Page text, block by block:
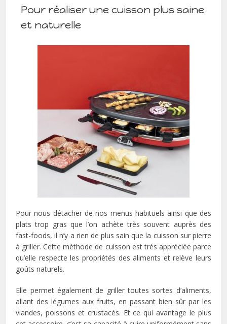
Pour réaliser une cuisson plus saine
et naturelle
Pour nous détacher de nos menus habituels ainsi que des
plats trop gras que l’on achète très souvent auprès des
fast-foods, il n’y a rien de plus sain que la cuisson sur pierre
à griller. Cette méthode de cuisson est très appréciée parce
qu’elle respecte les propriétés des aliments et relève leurs
goûts naturels.
Elle permet également de griller toutes sortes d’aliments,
allant des légumes aux fruits, en passant bien sûr par les
viandes, poissons et crustacés. Et ce qui avantage le plus